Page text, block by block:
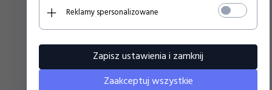
Reklamy spersonalizowane
Zapisz ustawienia i zamknij
Zaakceptuj wszystkie